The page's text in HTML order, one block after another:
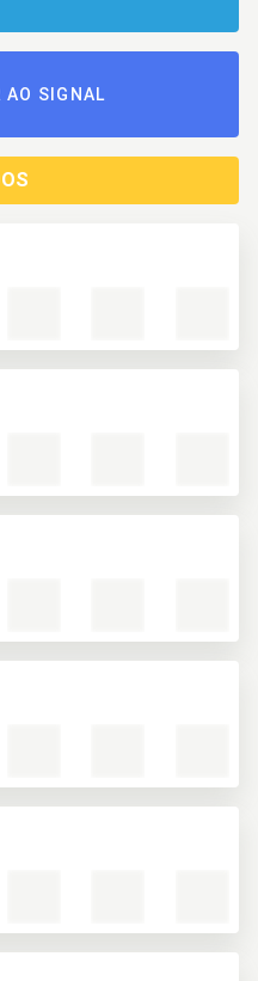
AO SIGNAL